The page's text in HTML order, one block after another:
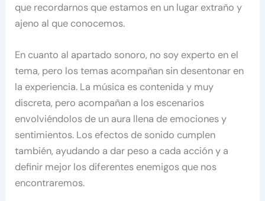
que recordarnos que estamos en un lugar extraño y
ajeno al que conocemos.
En cuanto al apartado sonoro, no soy experto en el
tema, pero los temas acompañan sin desentonar en
la experiencia. La música es contenida y muy
discreta, pero acompañan a los escenarios
envolviéndolos de un aura llena de emociones y
sentimientos. Los efectos de sonido cumplen
también, ayudando a dar peso a cada acción y a
definir mejor los diferentes enemigos que nos
encontraremos.